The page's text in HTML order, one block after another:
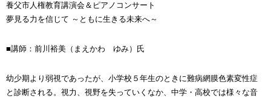
養父市人権教育講演会＆ピアノコンサート
夢見る力を信じて ～ともに生きる未来へ～
■講師：前川裕美（まえかわ ゆみ）氏
幼少期より弱視であったが、小学校５年生のときに難病網膜色素変性症
と診断される。視力、視野を失っていくなか、中学・高校では様々な音